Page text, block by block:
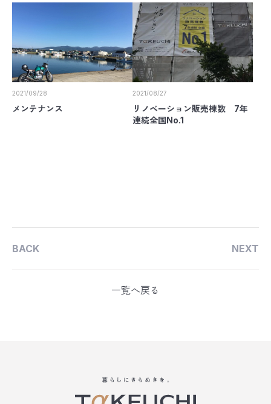
2021/09/28
メンテナンス
2021/08/27
リノベーション販売棟数 7年
連続全国No.1
BACK
一覧へ戻る
NEXT